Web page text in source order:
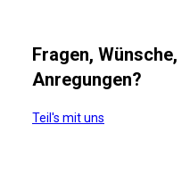
Fragen, Wünsche,
Anregungen?
Teil's mit uns